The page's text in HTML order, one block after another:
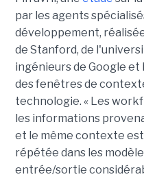
par les agents
développement,
de Stanford, de
ingénieurs de Google
des fenêtres de
technologie. « Les
les informations
et le même contexte
répétée dans les
entrée/sortie